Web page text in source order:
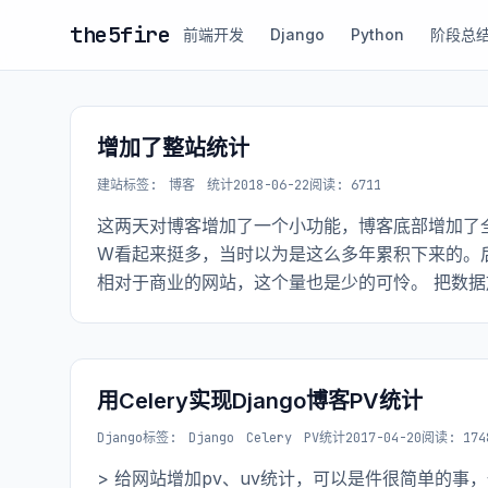
the5fire 前端开发 Django Python 阶段总
增加了整站统计
建站标签: 博客 统计2018-06-22阅读: 6711
这两天对博客增加了一个小功能，博客底部增加
W看起来挺多，当时以为是这么多年累积下来的
相对于商业的网站，这个量也是少的可怜。 把数
用Celery实现Django博客PV统计
Django标签: Django Celery PV统计2017-04-20阅读:
> 给网站增加pv、uv统计，可以是件很简单的事